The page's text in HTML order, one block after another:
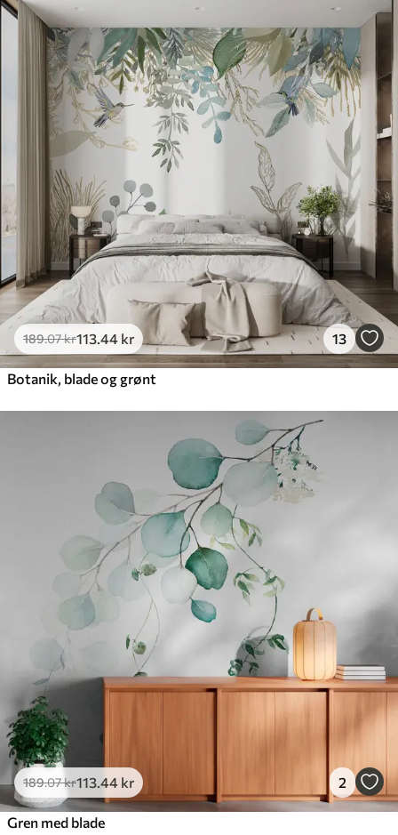
189.07kr113 .44 kr 13
Botanik, blade og grønt
189.07kr113 .44 kr 2
Gren med blade